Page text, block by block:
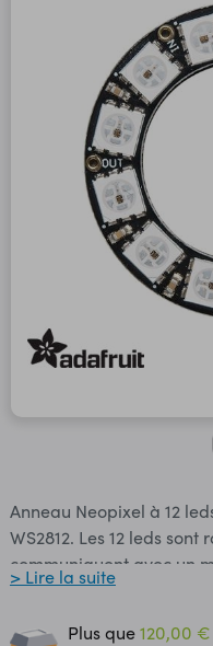
Anneau Neopixel à 12
WS2812. Les 12 leds
communiquent avec un
compatible via une sortie
> Lire la suite
Plus que120,00 €